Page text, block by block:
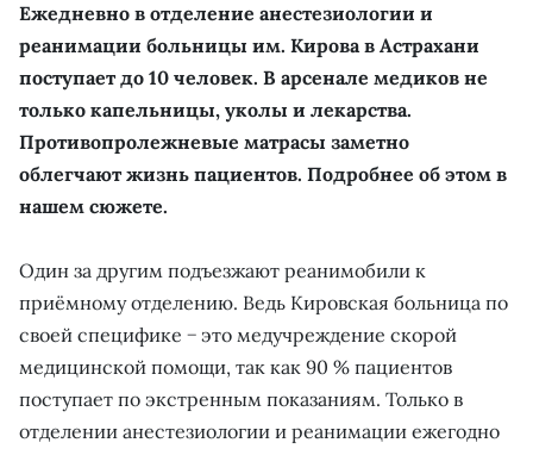
Ежедневно в отделение анестезиологии и
реанимации больницы им. Кирова в Астрахани
поступает до 10 человек. В арсенале медиков не
только капельницы, уколы и лекарства.
Противопролежневые матрасы заметно
облегчают жизнь пациентов. Подробнее об этом в
нашем сюжете.
Один за другим подъезжают реанимобили к
приёмному отделению. Ведь Кировская больница по
своей специфике − это медучреждение скорой
медицинской помощи, так как 90 % пациентов
поступает по экстренным показаниям. Только в
отделении анестезиологии и реанимации ежегодно